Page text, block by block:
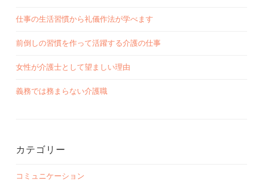
仕事の生活習慣から礼儀作法が学べます
前倒しの習慣を作って活躍する介護の仕事
女性が介護士として望ましい理由
義務では務まらない介護職
カテゴリー
コミュニケーション